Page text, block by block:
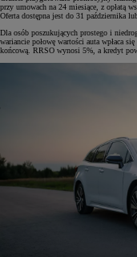
przy umowach na 24 miesiące, z opłatą
Oferta dostępna jest do 31 października
Dla osób poszukujących prostego i
wariancie połowę wartości auta wpłaca
końcową. RRSO wynosi 5%, a kredyt